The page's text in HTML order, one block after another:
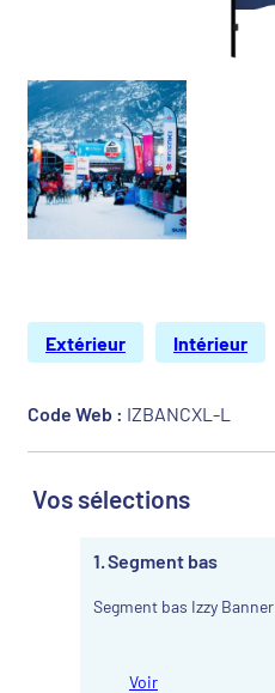
Extérieur Intérieur
Code Web : IZBANCXL-L
Vos sélections
1 Segment bas
Segment bas Izzy Banner
Voir